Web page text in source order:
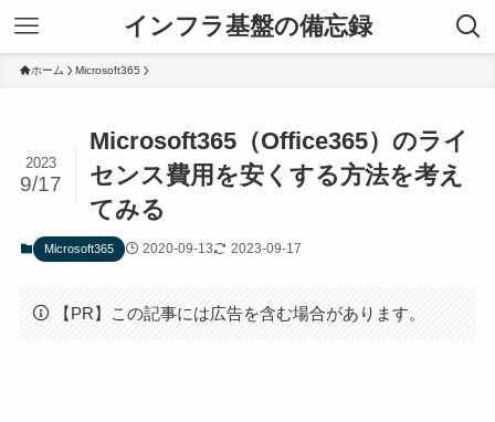
インフラ基盤の備忘録
ホーム Microsoft365
Microsoft365（Office365）のライ
センス費用を安くする方法を考え
てみる
2023
9/17
Microsoft365 2020-09-13 2023-09-17
【PR】この記事には広告を含む場合があります。